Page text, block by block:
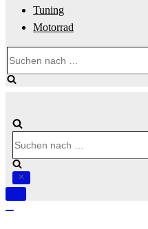
Tuning
Motorrad
nach …
nach …
Navigation